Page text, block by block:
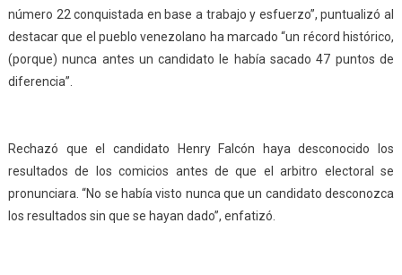
número 22 conquistada en base a trabajo y esfuerzo”, puntualizó al
destacar que el pueblo venezolano ha marcado “un récord histórico,
(porque) nunca antes un candidato le había sacado 47 puntos de
diferencia”.
Rechazó que el candidato Henry Falcón haya desconocido los
resultados de los comicios antes de que el arbitro electoral se
pronunciara. “No se había visto nunca que un candidato desconozca
los resultados sin que se hayan dado”, enfatizó.